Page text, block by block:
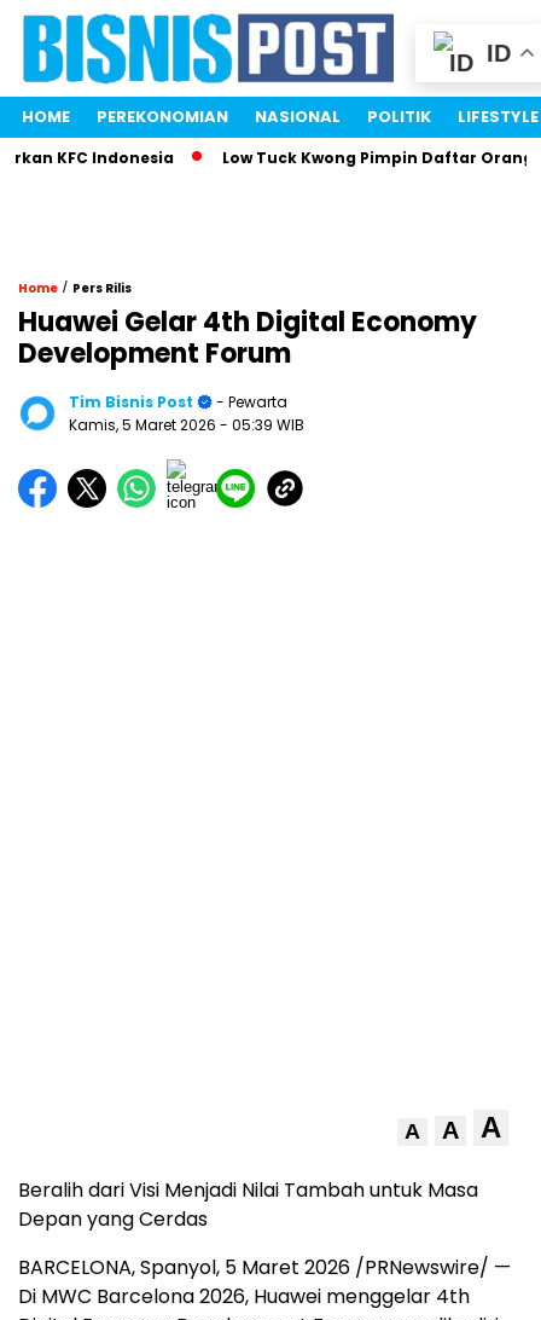
HOME PEREKONOMIAN NASIONAL POLITIK LIFESTYLE
KFC Indonesia Low Tuck Kwong Pimpin Daftar Orang
Home / Pers Rilis
Huawei Gelar 4th Digital Economy
Development Forum
Tim Bisnis Post
- Pewarta
Kamis, 5 Maret 2026 - 05:39 WIB
A A A
Beralih dari Visi Menjadi Nilai Tambah untuk Masa
Depan yang Cerdas
BARCELONA, Spanyol, 5 Maret 2026 /PRNewswire/ —
Di MWC Barcelona 2026, Huawei menggelar 4th
ID